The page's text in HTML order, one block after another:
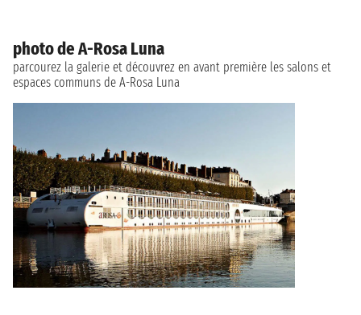
photo de A-Rosa Luna
parcourez la galerie et découvrez en avant première les salons et
espaces communs de A-Rosa Luna